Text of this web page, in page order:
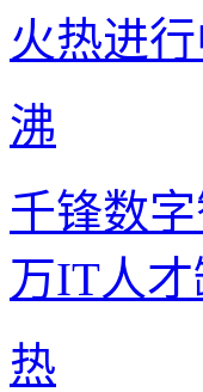
火热进
沸
千锋数
万IT人才
热